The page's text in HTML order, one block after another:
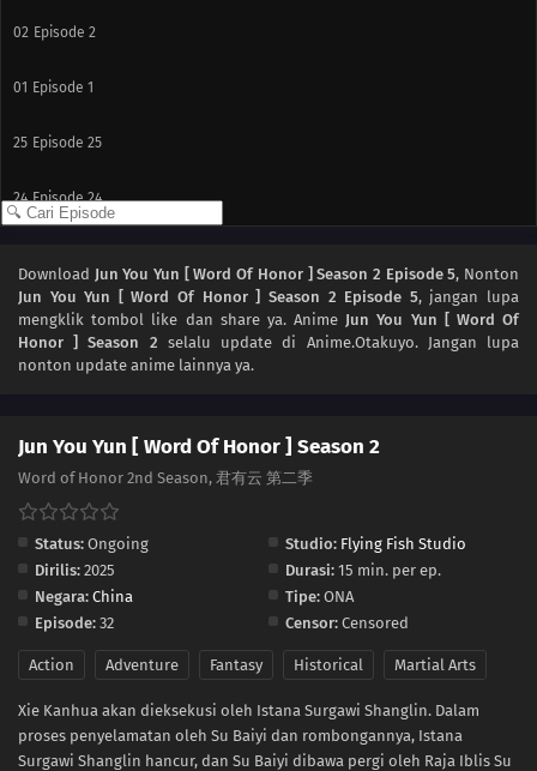
02 Episode 2
01 Episode 1
25 Episode 25
24 Episode 24
22 Episode 22
21 Episode 21
19 Episode 19
14 Episode 14
Download Jun You Yun [ Word Of Honor ] Season 2 Episode 5, Nonton
Jun You Yun [ Word Of Honor ] Season 2 Episode 5, jangan lupa
mengklik tombol like dan share ya. Anime Jun You Yun [ Word Of
Honor ] Season 2 selalu update di Anime.Otakuyo. Jangan lupa
nonton update anime lainnya ya.
Jun You Yun [ Word Of Honor ] Season 2
Word of Honor 2nd Season, 君有云 第二季
Status: Ongoing Studio: Flying Fish Studio
Dirilis: 2025 Durasi: 15 min. per ep.
Negara: China Tipe: ONA
Episode: 32 Censor: Censored
Action Adventure Fantasy Historical Martial Arts
Xie Kanhua akan dieksekusi oleh Istana Surgawi Shanglin. Dalam
proses penyelamatan oleh Su Baiyi dan rombongannya, Istana
Surgawi Shanglin hancur, dan Su Baiyi dibawa pergi oleh Raja Iblis Su